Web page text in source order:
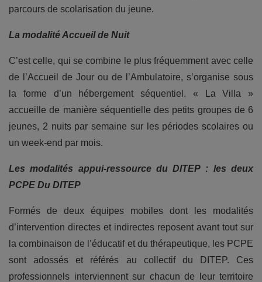
parcours de scolarisation du jeune.
La modalité Accueil de Nuit
C’est celle, qui se combine le plus fréquemment avec celle
de l’Accueil de Jour ou de l’Ambulatoire, s’organise sous
la forme d’un hébergement séquentiel. « La Villa »
accueille de manière séquentielle des petits groupes de 6
jeunes, 2 nuits par semaine sur les périodes scolaires ou
un week-end par mois.
Les modalités appui-ressource du DITEP : les deux
PCPE Du DITEP
Formés de deux équipes mobiles dont les modalités
d’intervention directes et indirectes reposent avant tout sur
la combinaison de l’éducatif et du thérapeutique, les PCPE
sont adossés et référés au collectif du DITEP. Ces
professionnels interviennent sur chacun de leur territoire